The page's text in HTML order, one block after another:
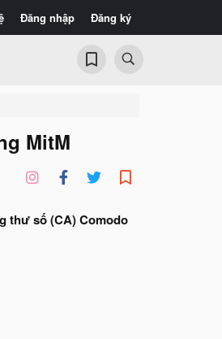
Đăng nhập Đăng ký
MitM
thư số (CA) Comodo